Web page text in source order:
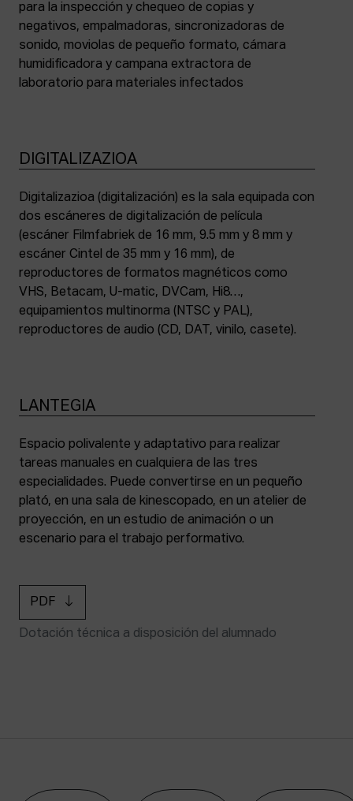
para la inspección y chequeo de copias y
negativos, empalmadoras, sincronizadoras de
sonido, moviolas de pequeño formato, cámara
humidificadora y campana extractora de
laboratorio para materiales infectados
DIGITALIZAZIOA
Digitalizazioa (digitalización) es la sala equipada con
dos escáneres de digitalización de película
(escáner Filmfabriek de 16 mm, 9.5 mm y 8 mm y
escáner Cintel de 35 mm y 16 mm), de
reproductores de formatos magnéticos como
VHS, Betacam, U-matic, DVCam, Hi8…,
equipamientos multinorma (NTSC y PAL),
reproductores de audio (CD, DAT, vinilo, casete).
LANTEGIA
Espacio polivalente y adaptativo para realizar
tareas manuales en cualquiera de las tres
especialidades. Puede convertirse en un pequeño
plató, en una sala de kinescopado, en un atelier de
proyección, en un estudio de animación o un
escenario para el trabajo performativo.
PDF
Dotación técnica a disposición del alumnado